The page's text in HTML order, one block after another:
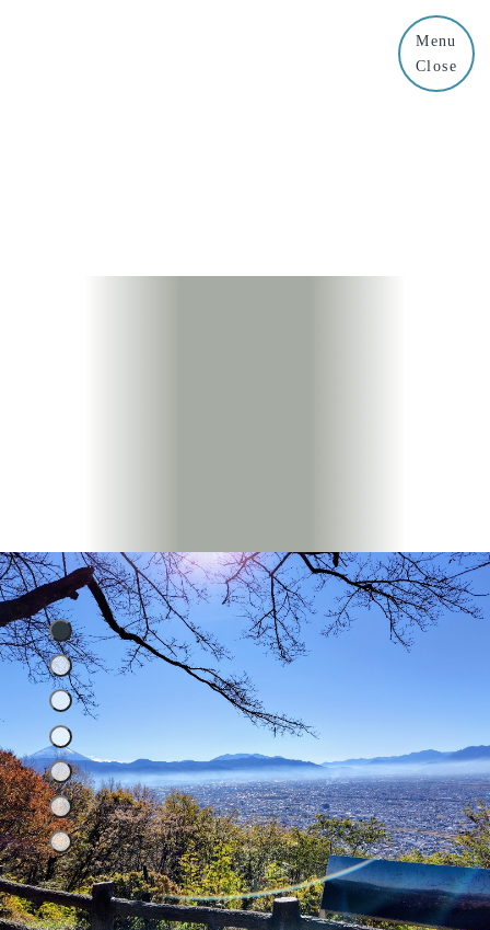
Menu
Close